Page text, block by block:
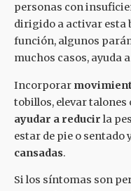
personas con
dirigido a activar esta
función, algunos
muchos casos, ayuda
Incorporar
tobillos, elevar
ayudar a reducirla
estar de pie o sentado
cansadas.
Si los síntomas son